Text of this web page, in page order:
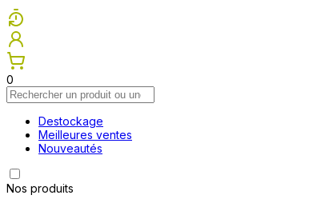
0
Destockage
Meilleures ventes
Nouveautés
Nos produits